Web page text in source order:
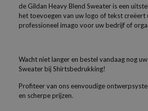
de Gildan Heavy Blend Sweater is een
het toevoegen van uw logo of tekst creëert
professioneel imago voor uw bedrijf of
Wacht niet langer en bestel vandaag nog
Sweater bij Shirtsbedrukking!
Profiteer van ons eenvoudige
en scherpe prijzen.